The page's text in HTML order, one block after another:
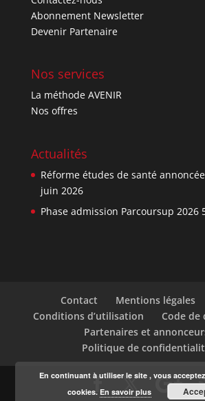
Abonnement Newsletter
Devenir Partenaire
Nos services
La méthode AVENIR
Nos offres
Actualités
Réforme études de santé
juin 2026
Phase admission Parcoursup 2026
Contact Mentions légales
Conditions d’utilisation
Code
Partenaires et
Politique de
En continuant à utiliser le site , vous
cookies. En savoir plus